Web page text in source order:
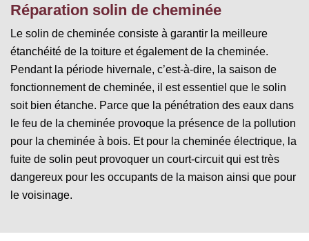
Réparation solin de cheminée
Le solin de cheminée consiste à garantir la meilleure
étanchéité de la toiture et également de la cheminée.
Pendant la période hivernale, c’est-à-dire, la saison de
fonctionnement de cheminée, il est essentiel que le solin
soit bien étanche. Parce que la pénétration des eaux dans
le feu de la cheminée provoque la présence de la pollution
pour la cheminée à bois. Et pour la cheminée électrique, la
fuite de solin peut provoquer un court-circuit qui est très
dangereux pour les occupants de la maison ainsi que pour
le voisinage.